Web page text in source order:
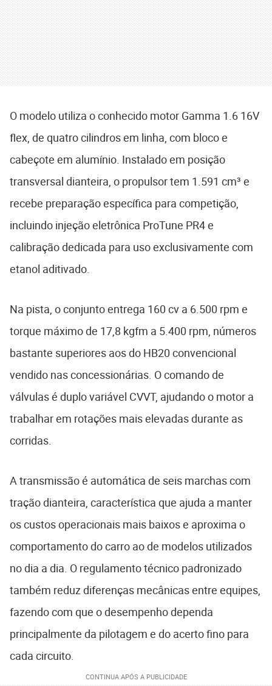
O modelo utiliza o conhecido motor Gamma 1.6 16V
flex, de quatro cilindros em linha, com bloco e
cabeçote em alumínio. Instalado em posição
transversal dianteira, o propulsor tem 1.591 cm³ e
recebe preparação específica para competição,
incluindo injeção eletrônica ProTune PR4 e
calibração dedicada para uso exclusivamente com
etanol aditivado.
Na pista, o conjunto entrega 160 cv a 6.500 rpm e
torque máximo de 17,8 kgfm a 5.400 rpm, números
bastante superiores aos do HB20 convencional
vendido nas concessionárias. O comando de
válvulas é duplo variável CVVT, ajudando o motor a
trabalhar em rotações mais elevadas durante as
corridas.
A transmissão é automática de seis marchas com
tração dianteira, característica que ajuda a manter
os custos operacionais mais baixos e aproxima o
comportamento do carro ao de modelos utilizados
no dia a dia. O regulamento técnico padronizado
também reduz diferenças mecânicas entre equipes,
fazendo com que o desempenho dependa
principalmente da pilotagem e do acerto fino para
cada circuito.